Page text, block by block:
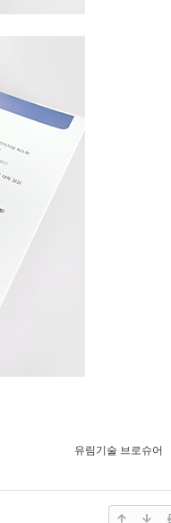
유림기술 브로슈어